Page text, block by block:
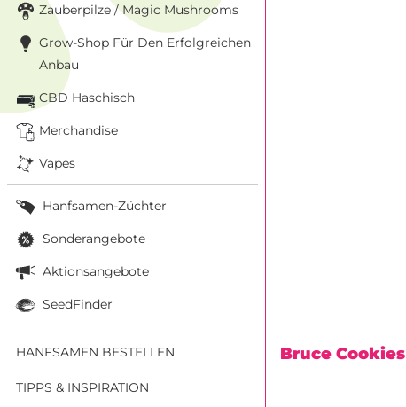
Bruce Cookies
Zauberpilze / Magic Mushrooms
Grow-Shop Für Den Erfolgreichen
Anbau
CBD Haschisch
Merchandise
Vapes
Hanfsamen-Züchter
Sonderangebote
Aktionsangebote
SeedFinder
HANFSAMEN BESTELLEN
TIPPS & INSPIRATION